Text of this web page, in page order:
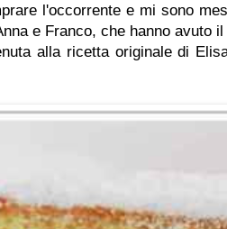
l'occorrente e mi sono
e Franco, che hanno avuto
alla ricetta originale di